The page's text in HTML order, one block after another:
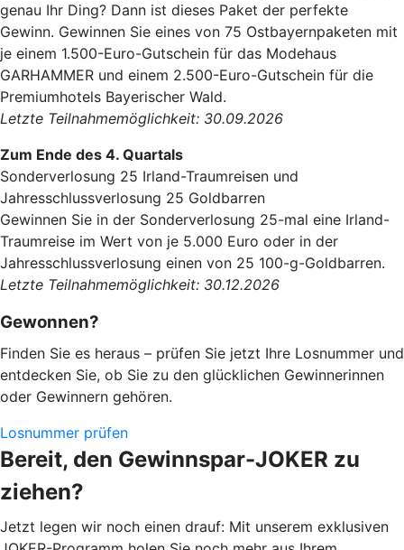
genau Ihr Ding? Dann ist dieses Paket der perfekte
Gewinn. Gewinnen Sie eines von 75 Ostbayernpaketen mit
je einem 1.500-Euro-Gutschein für das Modehaus
GARHAMMER und einem 2.500-Euro-Gutschein für die
Premiumhotels Bayerischer Wald.
Letzte Teilnahmemöglichkeit: 30.09.2026
Zum Ende des 4. Quartals
Sonderverlosung 25 Irland-Traumreisen und
Jahresschlussverlosung 25 Goldbarren
Gewinnen Sie in der Sonderverlosung 25-mal eine Irland-
Traumreise im Wert von je 5.000 Euro oder in der
Jahresschlussverlosung einen von 25 100-g-Goldbarren.
Letzte Teilnahmemöglichkeit: 30.12.2026
Gewonnen?
Finden Sie es heraus – prüfen Sie jetzt Ihre Losnummer und
entdecken Sie, ob Sie zu den glücklichen Gewinnerinnen
oder Gewinnern gehören.
Losnummer prüfen
Bereit, den Gewinnspar-JOKER zu
ziehen?
Jetzt legen wir noch einen drauf: Mit unserem exklusiven